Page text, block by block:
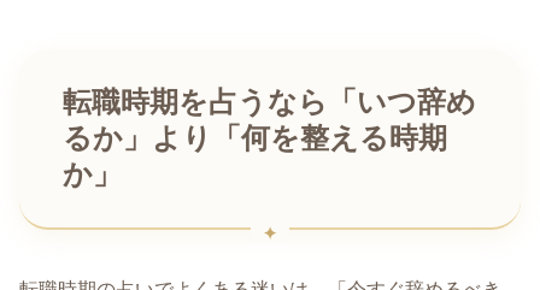
転職時期を占うなら「いつ辞め
るか」より「何を整える時期
か」